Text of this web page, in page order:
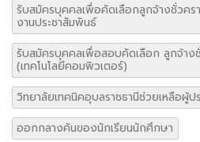
รับสมัครบุคคลเพื่อคัดเลือกลูกจ้างชั่วคร
งานประชาสัมพันธ์
รับสมัครบุคคลเพื่อสอบคัดเลือก ลูกจ้าง
(เทคโนโลยีคอมพิวเตอร์)
วิทยาลัยเทคนิคอุบลราชธานีช่วยเหลือผู้
ออกกลางคันของนักเรียนนักศึกษา